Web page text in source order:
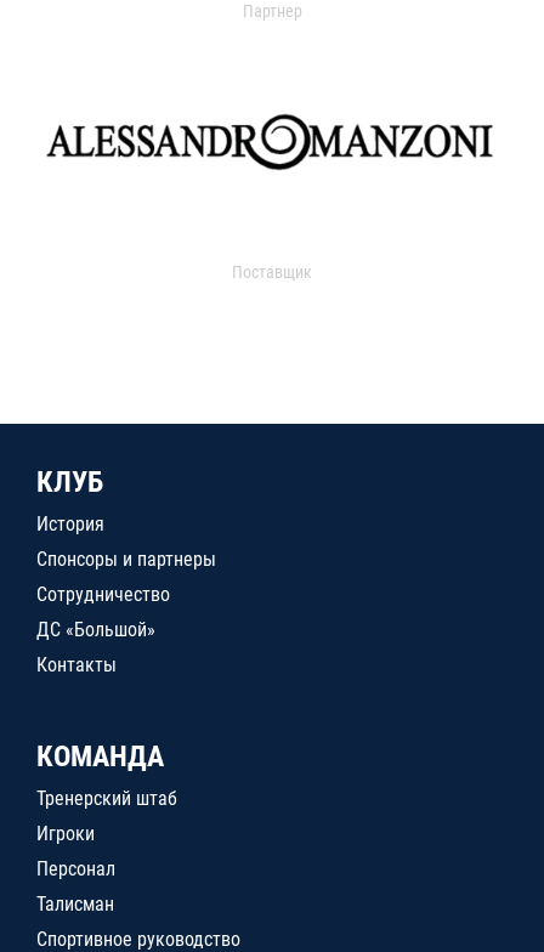
Партнер
Поставщик
КЛУБ
История
Спонсоры и партнеры
Сотрудничество
ДС «Большой»
Контакты
КОМАНДА
Тренерский штаб
Игроки
Персонал
Талисман
Спортивное руководство